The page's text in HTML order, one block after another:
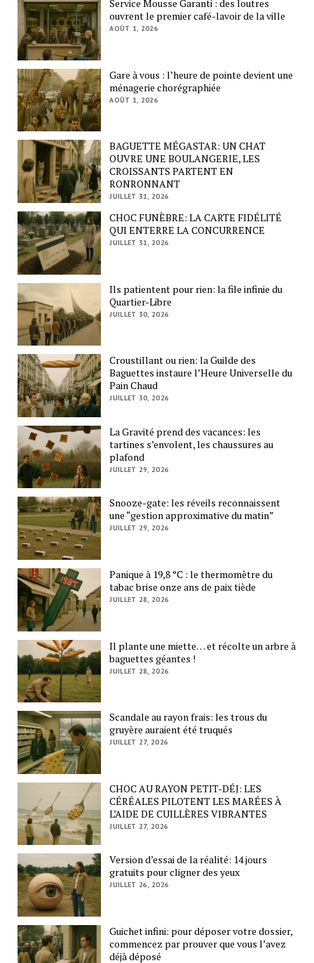
Service Mousse Garanti : des loutres
ouvrent le premier café-lavoir de la ville
AOÛT 1, 2026
Gare à vous : l’heure de pointe devient une
ménagerie chorégraphiée
AOÛT 1, 2026
BAGUETTE MÉGASTAR: UN CHAT
OUVRE UNE BOULANGERIE, LES
CROISSANTS PARTENT EN
RONRONNANT
JUILLET 31, 2026
CHOC FUNÈBRE: LA CARTE FIDÉLITÉ
QUI ENTERRE LA CONCURRENCE
JUILLET 31, 2026
Ils patientent pour rien: la file infinie du
Quartier-Libre
JUILLET 30, 2026
Croustillant ou rien: la Guilde des
Baguettes instaure l’Heure Universelle du
Pain Chaud
JUILLET 30, 2026
La Gravité prend des vacances: les
tartines s’envolent, les chaussures au
plafond
JUILLET 29, 2026
Snooze-gate: les réveils reconnaissent
une “gestion approximative du matin”
JUILLET 29, 2026
Panique à 19,8 °C : le thermomètre du
tabac brise onze ans de paix tiède
JUILLET 28, 2026
Il plante une miette… et récolte un arbre à
baguettes géantes !
JUILLET 28, 2026
Scandale au rayon frais: les trous du
gruyère auraient été truqués
JUILLET 27, 2026
CHOC AU RAYON PETIT-DÉJ: LES
CÉRÉALES PILOTENT LES MARÉES À
L’AIDE DE CUILLÈRES VIBRANTES
JUILLET 27, 2026
Version d’essai de la réalité: 14 jours
gratuits pour cligner des yeux
JUILLET 26, 2026
Guichet infini: pour déposer votre dossier,
commencez par prouver que vous l’avez
déjà déposé